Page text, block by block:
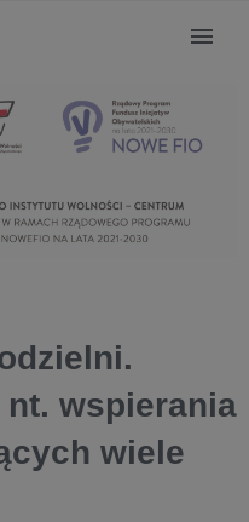
nt. wspierania
wiele